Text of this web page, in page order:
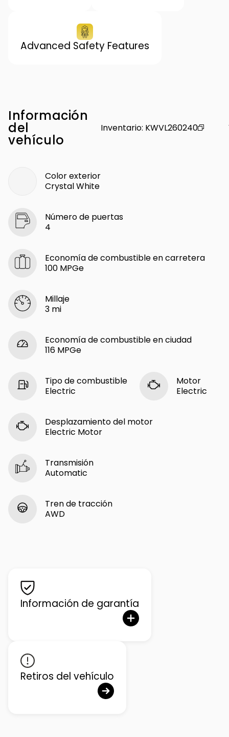
Advanced Safety Features
Información
del
vehículo
Inventario: KWVL260240
Color exterior
Crystal White
Número de puertas
4
Economía de combustible en carretera
100 MPGe
Millaje
3 mi
Economía de combustible en ciudad
116 MPGe
Tipo de combustible
Electric
Motor
Electric
Desplazamiento del motor
Electric Motor
Transmisión
Automatic
Tren de tracción
AWD
Información de garantía
Retiros del vehículo